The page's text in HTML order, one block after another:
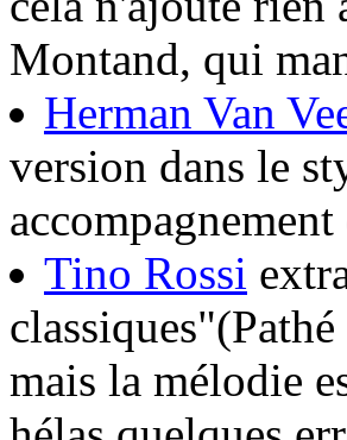
Montand, qui
Herman Van
version dans le
Tino Rossi
mais la mélodie